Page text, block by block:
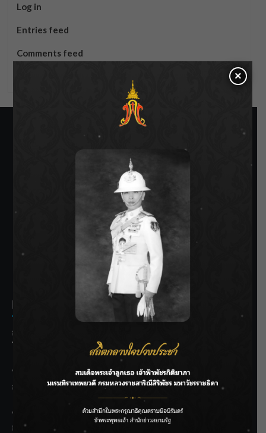
Log in
Entries feed
Comments feed
SIAMRATH VARIETY
THE BEST ENTERTAINMENT
Recent Posts
กรมประมงฟื้น “บ้านธารทอง” จากป่าเสื่อมโทรม สู่แหล่ง
โปรตีนยั่งยืนตามพระราชดำริ
“MARQUISE (มาร์คีส์) บุกตลาดโกลบอลต่อเนื่อง ส่งซิงเกิลที่
สอง “IRONIC” เปลี่ยนความเจ็บให้กลายเป็นการเอาคืน”
ชลประทานเชียงใหม่เร่งพร่องน้ำแม่น้ำปิง รับมวลน้ำเหนือ ย้ำ
ยังไม่ล้นตลิ่ง
×